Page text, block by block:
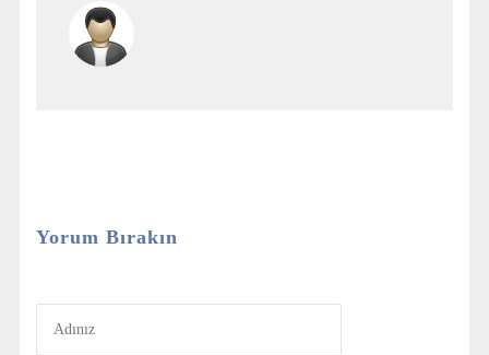
Yorum Bırakın